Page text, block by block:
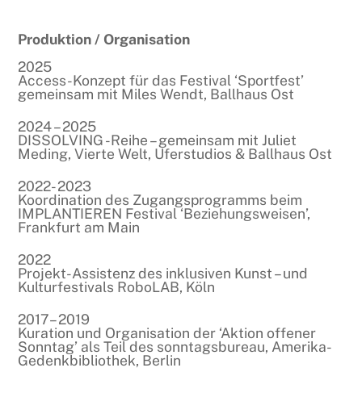
Produktion / Organisation
2025
Access-Konzept für das Festival ‘Sportfest’
gemeinsam mit Miles Wendt, Ballhaus Ost
2024 – 2025
DISSOLVING -Reihe – gemeinsam mit Juliet
Meding, Vierte Welt, Uferstudios & Ballhaus Ost
2022- 2023
Koordination des Zugangsprogramms beim
IMPLANTIEREN Festival ‘Beziehungsweisen’,
Frankfurt am Main
2022
Projekt-Assistenz des inklusiven Kunst – und
Kulturfestivals RoboLAB, Köln
2017– 2019
Kuration und Organisation der ‘Aktion offener
Sonntag’ als Teil des sonntagsbureau, Amerika-
Gedenkbibliothek, Berlin